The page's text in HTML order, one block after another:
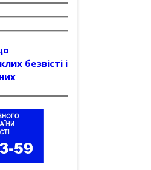
безвісті і